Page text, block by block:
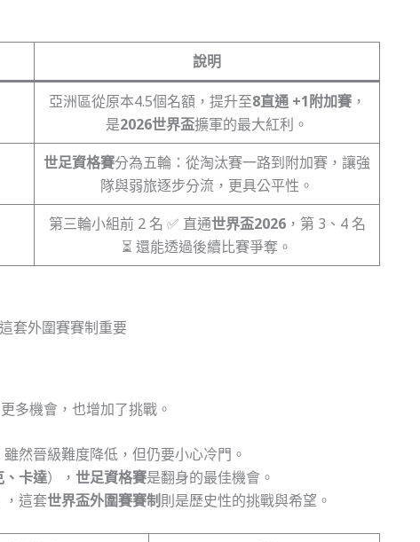
說明
亞洲區從原本4.5個名額，提升至8直通 +1附加賽，
是2026世界盃擴軍的最大紅利。
世足資格賽分為五輪：從淘汰賽一路到附加賽，讓強
隊與弱旅逐步分流，更具公平性。
第三輪小組前 2 名 ✅ 直通世界盃2026，第 3、4 名
⏳ 還能透過後續比賽爭奪。
多機會，也增加了挑戰。
雖然晉級難度降低，但仍要小心冷門。
、卡達）， 世足資格賽是翻身的最佳機會。
，這套世界盃外圍賽賽制則是歷史性的挑戰與希望。